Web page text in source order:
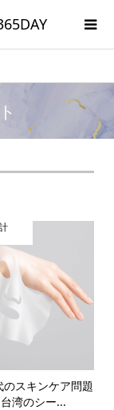
スキンケア問題
湾のシー...